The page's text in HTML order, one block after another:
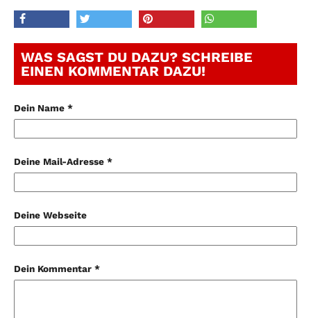
WAS SAGST DU DAZU? SCHREIBE
EINEN KOMMENTAR DAZU!
Dein Name *
Deine Mail-Adresse *
Deine Webseite
Dein Kommentar *